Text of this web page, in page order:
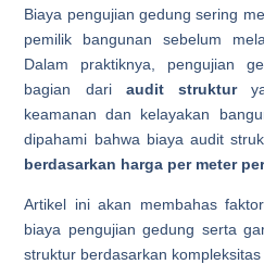
Biaya pengujian gedung sering
pemilik bangunan sebelum
Dalam praktiknya, pengujian
bagian dari audit struktur
keamanan dan kelayakan
dipahami bahwa biaya audit
berdasarkan harga per meter
Artikel ini akan membahas
biaya pengujian gedung serta
struktur berdasarkan